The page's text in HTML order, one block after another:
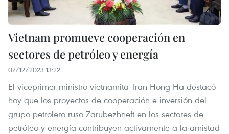
Vietnam promueve cooperación en
sectores de petróleo y energía
07/12/2023 13:22
El viceprimer ministro vietnamita Tran Hong Ha destacó
hoy que los proyectos de cooperación e inversión del
grupo petrolero ruso Zarubezhneft en los sectores de
petróleo y energía contribuyen activamente a la amistad